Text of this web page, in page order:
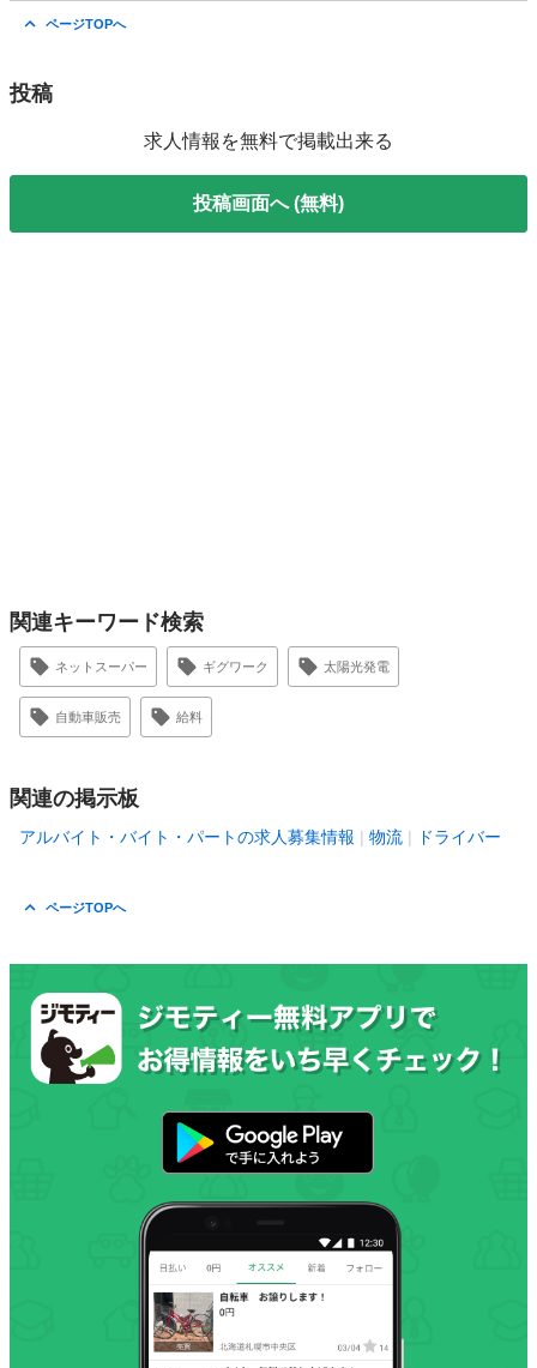
ページTOPへ
投稿
求人情報を無料で掲載出来る
投稿画面へ (無料)
関連キーワード検索
ネットスーパー ギグワーク 太陽光発電
自動車販売 給料
関連の掲示板
アルバイト・バイト・パートの求人募集情報 物流 ドライバー
ページTOPへ